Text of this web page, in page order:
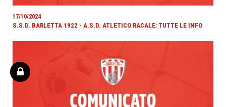
17/10/2024
S.S.D. BARLETTA 1922 - A.S.D. ATLETICO RACALE: TUTTE LE INFO